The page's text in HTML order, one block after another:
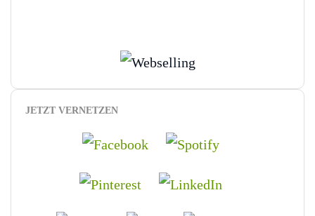
JETZT VERNETZEN